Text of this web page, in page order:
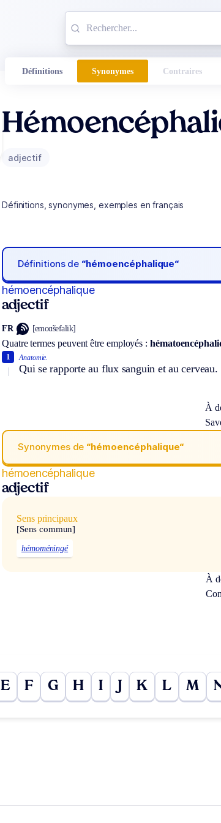
Définitions Synonymes Contraires
adjectif
Définitions, synonymes, exemples en français
Définitions de “hémoencéphalique“
hémoencéphalique
adjectif
FR [emoɑ̃sefalik]
Quatre termes peuvent être employés :
Anatomie.
Qui se rapporte au flux sanguin et au cerveau.
1
À
Synonymes de “hémoencéphalique“
hémoencéphalique
adjectif
Sens principaux
[Sens commun]
hémoméningé
À
E F G H I J K L M